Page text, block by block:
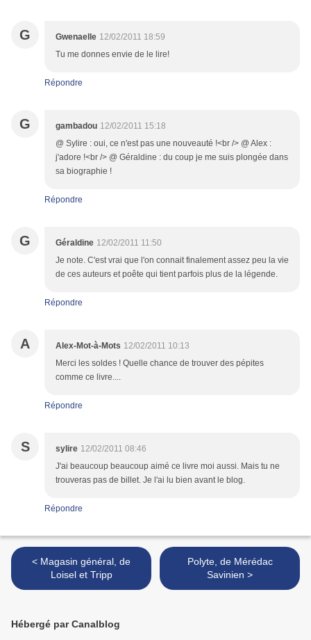
G Gwenaelle 12/02/2011 18:59
Tu me donnes envie de le lire!
Répondre
G gambadou 12/02/2011 15:18
@ Sylire : oui, ce n'est pas une nouveauté !<br /> @ Alex :
j'adore !<br /> @ Géraldine : du coup je me suis plongée dans
sa biographie !
Répondre
G Géraldine 12/02/2011 11:50
Je note. C'est vrai que l'on connait finalement assez peu la vie
de ces auteurs et poête qui tient parfois plus de la légende.
Répondre
A Alex-Mot-à-Mots 12/02/2011 10:13
Merci les soldes ! Quelle chance de trouver des pépites
comme ce livre....
Répondre
S sylire 12/02/2011 08:46
J'ai beaucoup beaucoup aimé ce livre moi aussi. Mais tu ne
trouveras pas de billet. Je l'ai lu bien avant le blog.
Répondre
< Magasin général, de
Loisel et Tripp
Polyte, de Mérédac
Savinien >
Hébergé par Canalblog